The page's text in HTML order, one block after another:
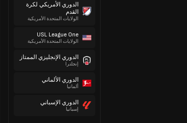
الدوري الأمريكي لكرة
القدم
الولايات المتحدة الأمريكية
USL League One
الولايات المتحدة الأمريكية
الدوري الإنجليزي الممتاز
إنجلترا
الدوري الألماني
ألمانيا
الدوري الإسباني
إسبانيا